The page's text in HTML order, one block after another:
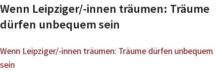
Wenn Leipziger/-innen träumen: Träume
dürfen unbequem sein
Wenn Leipziger/-innen träumen: Träume dürfen unbequem
sein